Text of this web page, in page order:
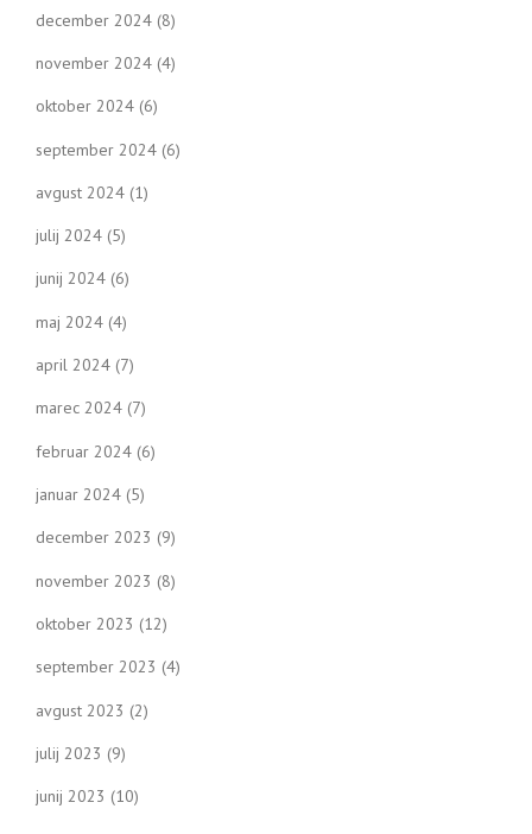
december 2024 (8)
november 2024 (4)
oktober 2024 (6)
september 2024 (6)
avgust 2024 (1)
julij 2024 (5)
junij 2024 (6)
maj 2024 (4)
april 2024 (7)
marec 2024 (7)
februar 2024 (6)
januar 2024 (5)
december 2023 (9)
november 2023 (8)
oktober 2023 (12)
september 2023 (4)
avgust 2023 (2)
julij 2023 (9)
junij 2023 (10)